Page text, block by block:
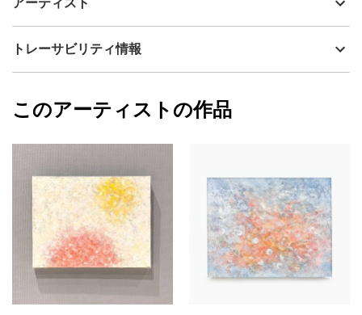
油彩
カラー
青
心の奥底にある「無自覚な感情」を水の煌めきで表現した作品で
藤涼
フォローする
トレーサビリティ情報
藤涼
このアーティストの作品